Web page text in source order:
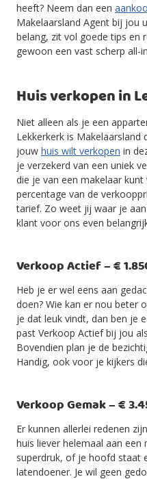
heeft? Neem dan een
Makelaarsland Agent bij jou
belang, zit vol goede tips en
gewoon een vast scherp all-
Huis verkopen in
Niet alleen als je een
Lekkerkerk is
jouw huis wilt verkopen in
je verzekerd van een uniek
die je van een makelaar
percentage van de
tarief. Zo weet jij waar je
klant voor ons even
Verkoop Actief – €
Heb je er wel eens aan
doen? Wie kan er nou beter
je dat leuk vindt, dan ben je
past Verkoop Actief bij jou
Bovendien plan je de
Handig, ook voor je kijkers
Verkoop Gemak – €
Er kunnen allerlei redenen
huis liever helemaal aan een
superdruk, of je hoofd staat
latendoener. Je wil geen